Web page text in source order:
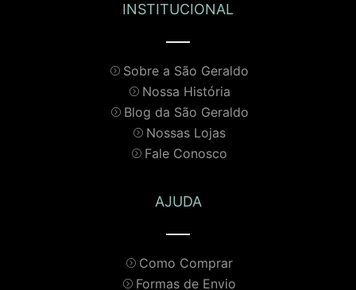
INSTITUCIONAL
Sobre a São Geraldo
Nossa História
Blog da São Geraldo
Nossas Lojas
Fale Conosco
AJUDA
Como Comprar
Formas de Envio